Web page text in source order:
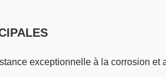
exceptionnelle à la corrosion et